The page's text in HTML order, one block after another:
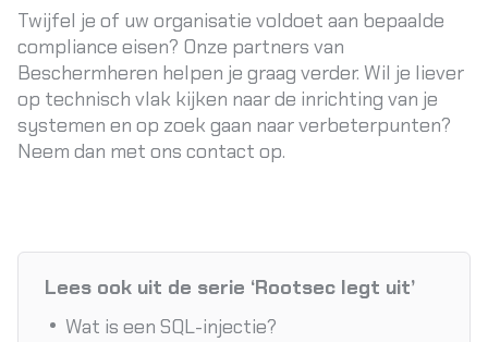
Twijfel je of uw organisatie voldoet aan bepaalde
compliance eisen? Onze partners van
Beschermheren helpen je graag verder. Wil je liever
op technisch vlak kijken naar de inrichting van je
systemen en op zoek gaan naar verbeterpunten?
Neem dan met ons contact op.
Lees ook uit de serie ‘Rootsec legt uit’
Wat is een SQL-injectie?